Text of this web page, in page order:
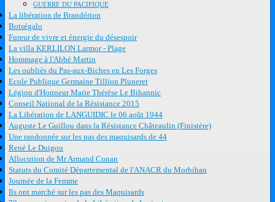
GUERRE DU PACIFIQUE
La libération de Brandérion
Botségalo
Fureur de vivre et énergie du désespoir
La villa KERLILON Larmor - Plage
Hommage à l'Abbé Martin
Les oubliés du Pas-aux-Biches en Les Forges
Ecole Publique Germaine Tillion Pluneret
Légion d'Honneur Marie Thérèse Le Bihannic
Conseil National de la Résistance 2015
La Libération de LANGUIDIC le 06 août 1944
Auguste Le Guillou dans la Résistance Châteaulin (Finistère)
Une randonnée sur les pas des maquisards de 44
René Le Duigou
Allocution de Mr Armand Conan
Statuts du Comité Départemental de l'ANACR du Morbihan
Journée de la Femme
Ils ont marché sur les pas des Maquisards